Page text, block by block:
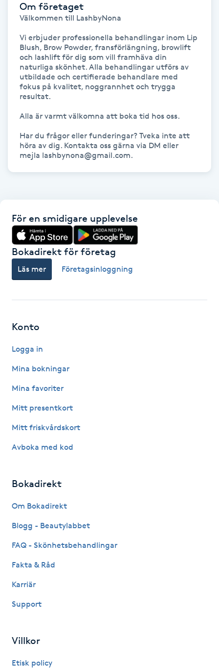
Föning
Gel naglar
Gelenaglar
Gellack
Gellack med förstärkning
Gravidmassage
Gruppträning
Gua Sha-massage
Healing
Herrklippning
Hollywood Peel
Hot yoga
Hudföryngring
Hudvård
Hypnos
Om företaget
Välkommen till LashbyNona
Vi erbjuder professionella behandlingar inom Lip
Blush, Brow Powder, fransförlängning, browlift
och lashlift för dig som vill framhäva din
naturliga skönhet. Alla behandlingar utförs av
utbildade och certifierade behandlare med
fokus på kvalitet, noggrannhet och trygga
resultat.
Alla är varmt välkomna att boka tid hos oss.
Har du frågor eller funderingar? Tveka inte att
höra av dig. Kontakta oss gärna via DM eller
mejla lashbynona@gmail.com.
För en smidigare upplevelse
Bokadirekt för företag
Läs mer Företagsinloggning
Konto
Logga in
Mina bokningar
Mina favoriter
Mitt presentkort
Mitt friskvårdskort
Avboka med kod
Bokadirekt
Om Bokadirekt
Blogg - Beautylabbet
FAQ - Skönhetsbehandlingar
Fakta & Råd
Karriär
Support
Villkor
Etisk policy